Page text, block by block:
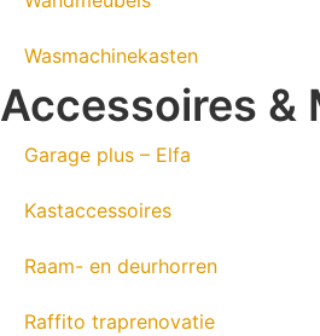
Wasmachinekasten
Accessoires &
Garage plus – Elfa
Kastaccessoires
Raam- en deurhorren
Raffito traprenovatie